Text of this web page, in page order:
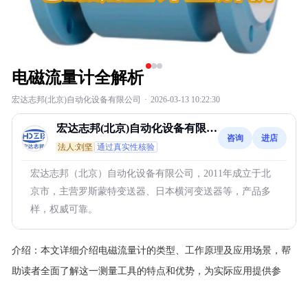
电磁流量计全解析
宏达志邦(北京)自动化设备有限公司 · 2026-03-13 10:22:30
宏达志邦(北京)自动化设备有限公
司
法人:刘坚 通过真实性核验
咨询 进店
宏达志邦（北京）自动化设备有限公司，2011年成立于北
京市，主营罗斯蒙特变送器、日本横河变送器等，产品多
样，权威可靠。
介绍： 本文详细介绍电磁流量计的类型、工作原理及应用场景，帮
助读者全面了解这一测量工具的特点和优势，为实际应用提供参